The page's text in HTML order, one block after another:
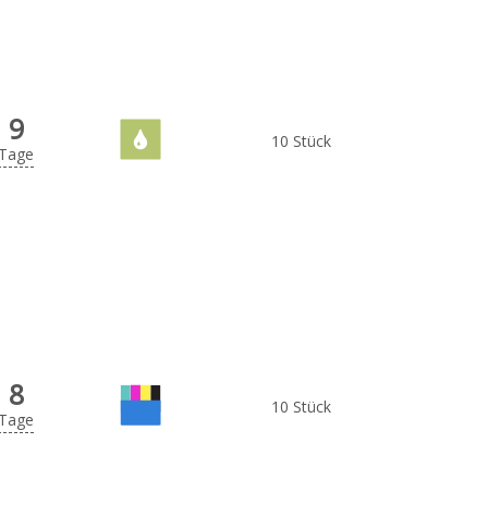
9
Tage
10 Stück
8
Tage
10 Stück